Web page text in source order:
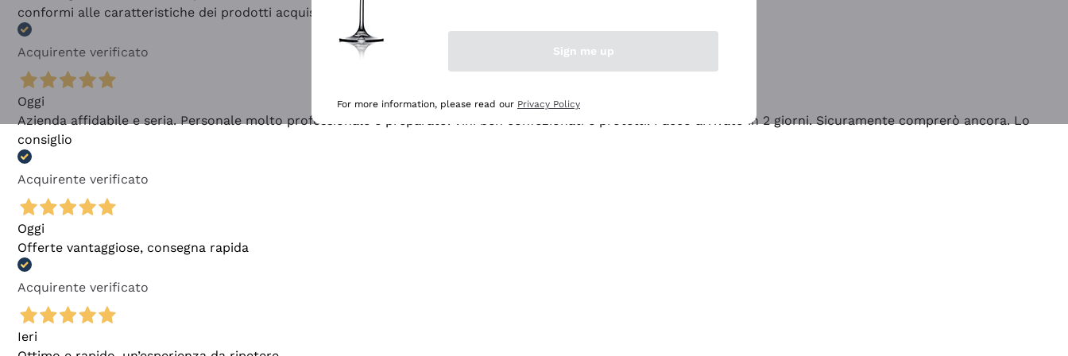
conformi alle caratteristiche dei prodotti acquistati
Acquirente verificato
Oggi
Azienda affidabile e seria. Personale molto professionale e preparato. Vini ben confezionati e protetti. Pacco arrivato in 2 giorni. Sicuramente comprerò ancora. Lo
consiglio
Acquirente verificato
Oggi
Offerte vantaggiose, consegna rapida
Acquirente verificato
Ieri
Sign me up
For more information, please read our Privacy Policy